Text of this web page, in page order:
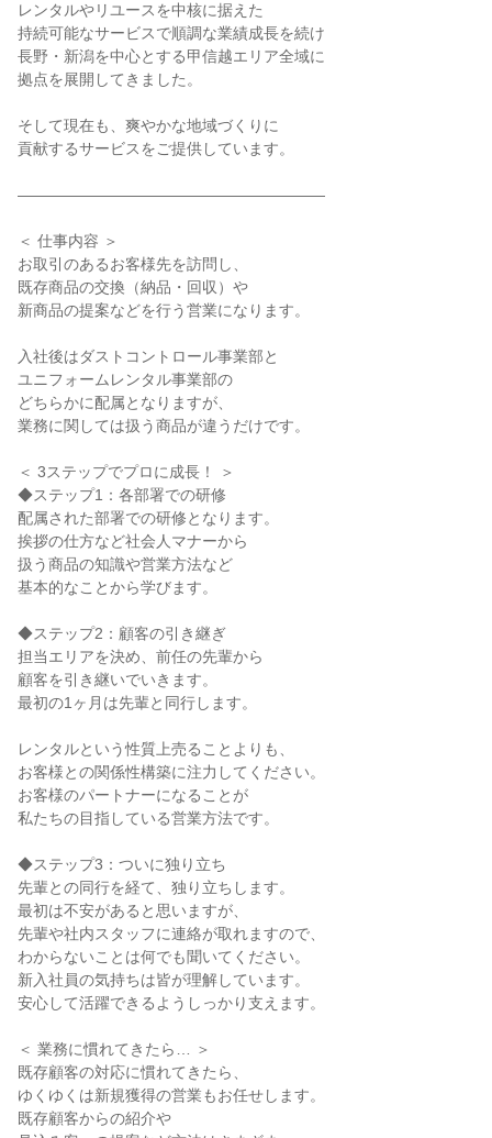
レンタルやリユースを中核に据えた
持続可能なサービスで順調な業績成長を続け
長野・新潟を中心とする甲信越エリア全域に
拠点を展開してきました。
そして現在も、爽やかな地域づくりに
貢献するサービスをご提供しています。
――――――――――――――――――――
＜ 仕事内容 ＞
お取引のあるお客様先を訪問し、
既存商品の交換（納品・回収）や
新商品の提案などを行う営業になります。
入社後はダストコントロール事業部と
ユニフォームレンタル事業部の
どちらかに配属となりますが、
業務に関しては扱う商品が違うだけです。
＜ 3ステップでプロに成長！ ＞
◆ステップ1：各部署での研修
配属された部署での研修となります。
挨拶の仕方など社会人マナーから
扱う商品の知識や営業方法など
基本的なことから学びます。
◆ステップ2：顧客の引き継ぎ
担当エリアを決め、前任の先輩から
顧客を引き継いでいきます。
最初の1ヶ月は先輩と同行します。
レンタルという性質上売ることよりも、
お客様との関係性構築に注力してください。
お客様のパートナーになることが
私たちの目指している営業方法です。
◆ステップ3：ついに独り立ち
先輩との同行を経て、独り立ちします。
最初は不安があると思いますが、
先輩や社内スタッフに連絡が取れますので、
わからないことは何でも聞いてください。
新入社員の気持ちは皆が理解しています。
安心して活躍できるようしっかり支えます。
＜ 業務に慣れてきたら… ＞
既存顧客の対応に慣れてきたら、
ゆくゆくは新規獲得の営業もお任せします。
既存顧客からの紹介や